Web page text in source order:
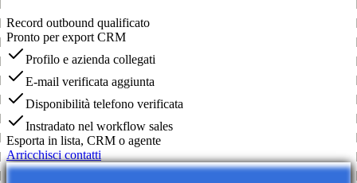
Record outbound qualificato
Pronto per export CRM
Profilo e azienda collegati
E-mail verificata aggiunta
Disponibilità telefono verificata
Instradato nel workflow sales
Esporta in lista, CRM o agente
Arricchisci contatti